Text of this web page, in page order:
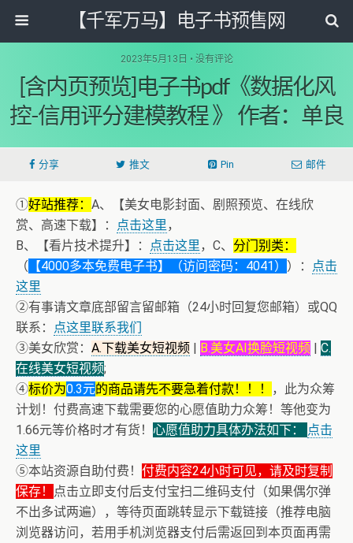
【千军万马】电子书预售网
2023年5月13日 • 没有评论
[含内页预览]电子书pdf《数据化风
控-信用评分建模教程 》 作者：单良
分享 推文 Pin 邮件
①好站推荐： A、【美女电影封面、剧照预览、在线欣
赏、高速下载】：
点击这里，
B、【看片技术提升】：
点击这里，C、 分门别类：
（ 【4000多本免费电子书】（访问密码：4041） ）：
点击
这里
②有事请文章底部留言留邮箱（24小时回复您邮箱）或QQ
联系：
点这里联系我们
③美女欣赏： A.下载美女短视频 | B.美女AI换脸短视频 | C.
在线美女短视频;
④标价为0.3元的商品请先不要急着付款！！！
，此为众筹
计划！付费高速下载需要您的心愿值助力众筹！等他变为
1.66元等价格时才有货！ 心愿值助力具体办法如下：
点击
这里
⑤本站资源自助付费！ 付费内容24小时可见，请及时复制
保存！
点击立即支付后支付宝扫二维码支付（如果偶尔弹
不出多试两遍），等待页面跳转显示下载链接（推荐电脑
浏览器访问，若用手机浏览器支付后需返回到本页面再需